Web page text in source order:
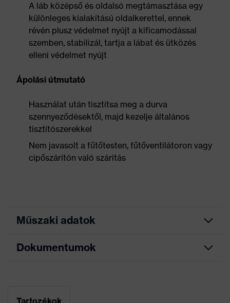
A láb középső és oldalsó megtámasztása egy
különleges kialakítású oldalkerettel, ennek
révén plusz védelmet nyújt a kificamodással
szemben, stabilizál, tartja a lábat és ütközés
elleni védelmet nyújt
Ápolási útmutató
Használat után tisztítsa meg a durva
szennyeződésektől, majd kezelje általános
tisztítószerekkel
Nem javasolt a fűtőtesten, fűtőventilátoron vagy
cipőszárítón való szárítás
Műszaki adatok
Keresőszín
Dokumentumok
Adatlap
Tartozékok